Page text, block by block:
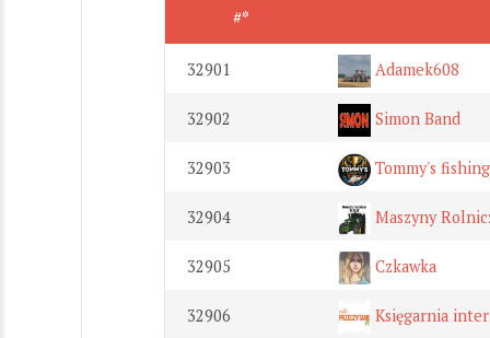
#*
32901 Adamek608
32902 Simon Band
32903 Tommy's
32904 Maszyny
32905 Czkawka
32906 Księgarnia